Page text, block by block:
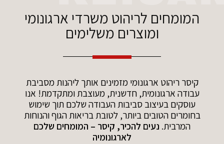
המומחים לריהוט משרדי ארגונומי
ומוצרים משלימים
קיסר ריהוט ארגונומי מזמינים אותך ליהנות מסביבת
עבודה ארגונומית, חדשנית, מעוצבת ומתקדמת! אנו
עוסקים בעיצוב סביבות העבודה שלכם תוך שימוש
בחומרים הטובים ביותר, לטובת בריאות הגוף והנוחות
המרבית. נעים להכיר, קיסר – המומחים שלכם
לארגונומיה